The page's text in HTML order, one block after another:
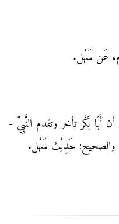
عَن سَهْل.
بَكْر تأخر وتقدم النَّبِيّ -
والصحيح: حَدِيْث سَهْل.